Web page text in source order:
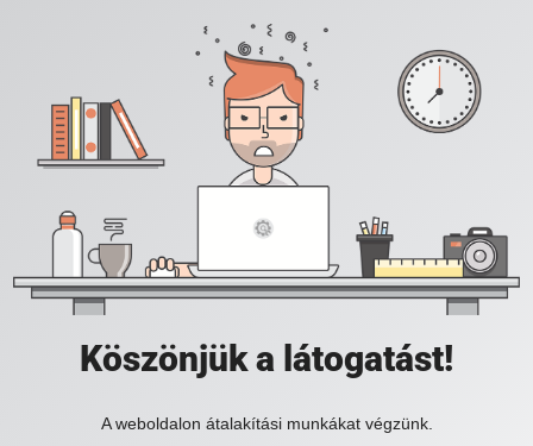
Köszönjük a látogatást!
A weboldalon átalakítási munkákat végzünk.